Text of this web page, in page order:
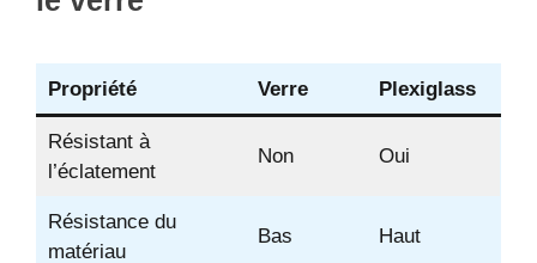
Propriété Verre Plexiglass
Résistant à
l’éclatement
Non Oui
Résistance du
matériau
Bas Haut